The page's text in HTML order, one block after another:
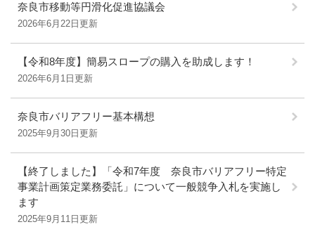
奈良市移動等円滑化促進協議会
2026年6月22日更新
【令和8年度】簡易スロープの購入を助成します！
2026年6月1日更新
奈良市バリアフリー基本構想
2025年9月30日更新
【終了しました】「令和7年度 奈良市バリアフリー特定
事業計画策定業務委託」について一般競争入札を実施し
ます
2025年9月11日更新